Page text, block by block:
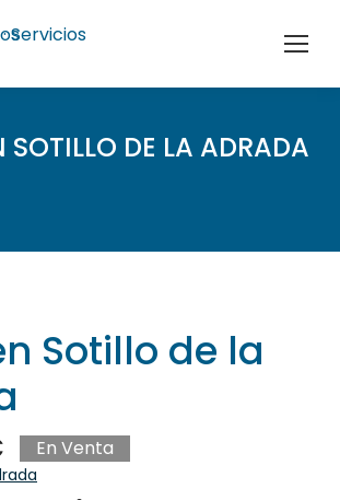
SOTILLO DE LA ADRADA
Sotillo de la
En Venta